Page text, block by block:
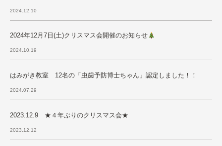
2024.12.10
2024年12月7日(土)クリスマス会開催のお知らせ
2024.10.19
はみがき教室 12名の「虫歯予防博士ちゃん」認定しました！！
2024.07.29
2023.12.9 ★４年ぶりのクリスマス会★
2023.12.12